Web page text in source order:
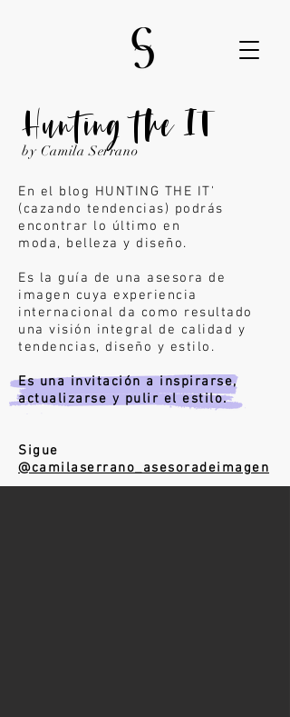
Hunting the IT
by Camila Serrano
En el blog HUNTING THE IT'
(cazando tendencias) podrás
encontrar lo último en
moda, belleza y diseño.
Es la guía de una asesora de
imagen cuya experiencia
internacional da como resultado
una visión integral de calidad y
tendencias, diseño y estilo.
Es una invitación a inspirarse,
actualizarse y pulir el estilo.
Sigue
@camilaserrano_asesoradeimagen